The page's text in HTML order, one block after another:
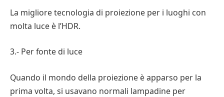
La migliore tecnologia di proiezione per i luoghi con
molta luce è l’HDR.
3.- Per fonte di luce
Quando il mondo della proiezione è apparso per la
prima volta, si usavano normali lampadine per